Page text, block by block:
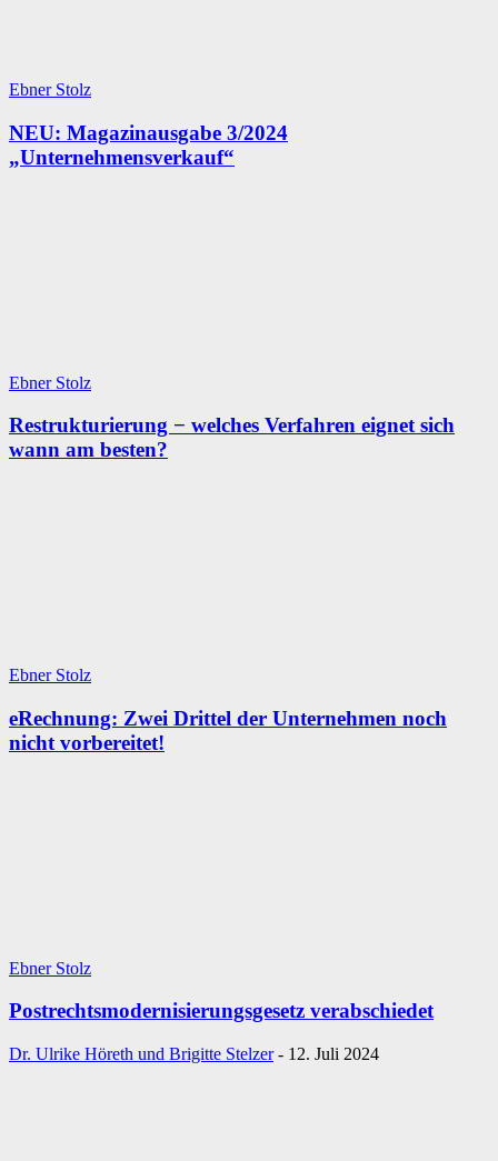
Ebner Stolz
NEU: Magazinausgabe 3/2024
„Unternehmensverkauf“
Ebner Stolz
Restrukturierung − welches Verfahren eignet sich
wann am besten?
Ebner Stolz
eRechnung: Zwei Drittel der Unternehmen noch
nicht vorbereitet!
Ebner Stolz
Postrechtsmodernisierungsgesetz verabschiedet
Dr. Ulrike Höreth und Brigitte Stelzer - 12. Juli 2024